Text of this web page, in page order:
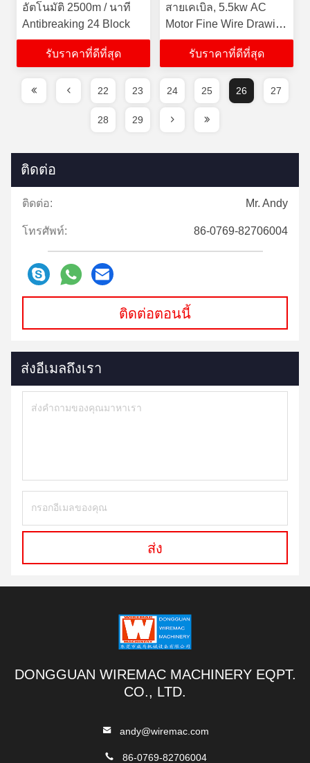
อัตโนมัติ 2500m / นาที
Antibreaking 24 Block
รับราคาที่ดีที่สุด
สายเคเบิล, 5.5kw AC
Motor Fine Wire Drawing
Machine
รับราคาที่ดีที่สุด
22 23 24 25 26 27
28 29
ติดต่อ
ติดต่อ: Mr. Andy
โทรศัพท์: 86-0769-82706004
ติดต่อตอนนี้
ส่งอีเมลถึงเรา
ส่ง
DONGGUAN WIREMAC MACHINERY EQPT.
CO., LTD.
andy@wiremac.com
86-0769-82706004